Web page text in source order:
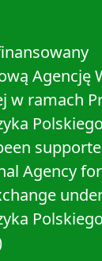
Agencję
w ramach
Agency for
Polskiego